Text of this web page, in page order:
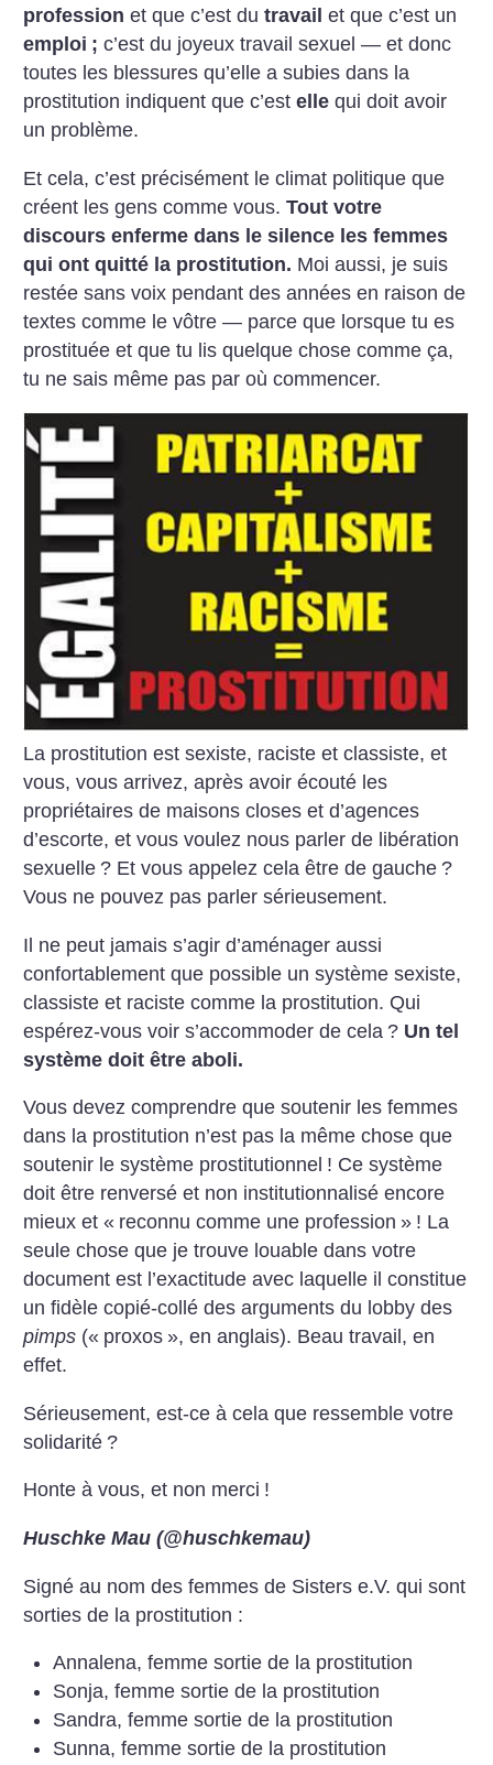
profession et que c’est dutravail et que c’est un
emploi ; c’est du joyeux travail sexuel — et donc
toutes les blessures qu’elle a subies dans la
prostitution indiquent que c’estelle qui doit avoir
un problème.
Et cela, c’est précisément le climat politique que
créent les gens comme vous.Tout votre
discours enferme dans le silence les femmes
qui ont quitté la prostitution. Moi aussi, je suis
restée sans voix pendant des années en raison de
textes comme le vôtre — parce que lorsque tu es
prostituée et que tu lis quelque chose comme ça,
tu ne sais même pas par où commencer.
La prostitution est sexiste, raciste et classiste, et
vous, vous arrivez, après avoir écouté les
propriétaires de maisons closes et d’agences
d’escorte, et vous voulez nous parler de libération
sexuelle ? Et vous appelez cela être de gauche ?
Vous ne pouvez pas parler sérieusement.
Il ne peut jamais s’agir d’aménager aussi
confortablement que possible un système sexiste,
classiste et raciste comme la prostitution. Qui
espérez-vous voir s’accommoder de cela ? Un tel
système doit être aboli.
Vous devez comprendre que soutenir les femmes
dans la prostitution n’est pas la même chose que
soutenir le système prostitutionnel ! Ce système
doit être renversé et non institutionnalisé encore
mieux et « reconnu comme une profession » ! La
seule chose que je trouve louable dans votre
document est l’exactitude avec laquelle il constitue
un fidèle copié-collé des arguments du lobby des
pimps (« proxos », en anglais). Beau travail, en
effet.
Sérieusement, est-ce à cela que ressemble votre
solidarité ?
Honte à vous, et non merci !
Huschke Mau (@huschkemau)
Signé au nom des femmes de Sisters e.V. qui sont
sorties de la prostitution :
Annalena, femme sortie de la prostitution
Sonja, femme sortie de la prostitution
Sandra, femme sortie de la prostitution
Sunna, femme sortie de la prostitution